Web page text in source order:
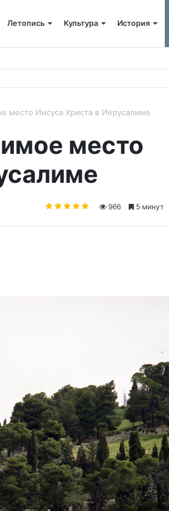
Летопись Культура История
году
место Иисуса Христа в Иерусалиме
место
966 5 минут